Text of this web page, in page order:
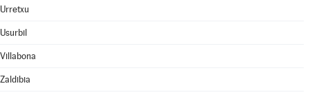
Urretxu
Usurbil
Villabona
Zaldibia